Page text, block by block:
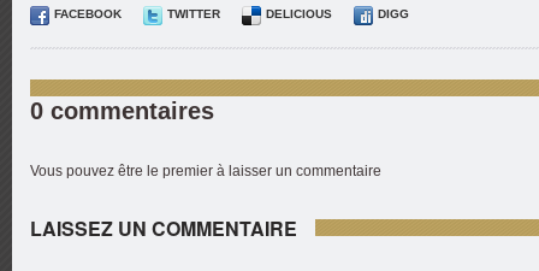
FACEBOOK TWITTER DELICIOUS DIGG
0 commentaires
Vous pouvez être le premier à laisser un commentaire
LAISSEZ UN COMMENTAIRE